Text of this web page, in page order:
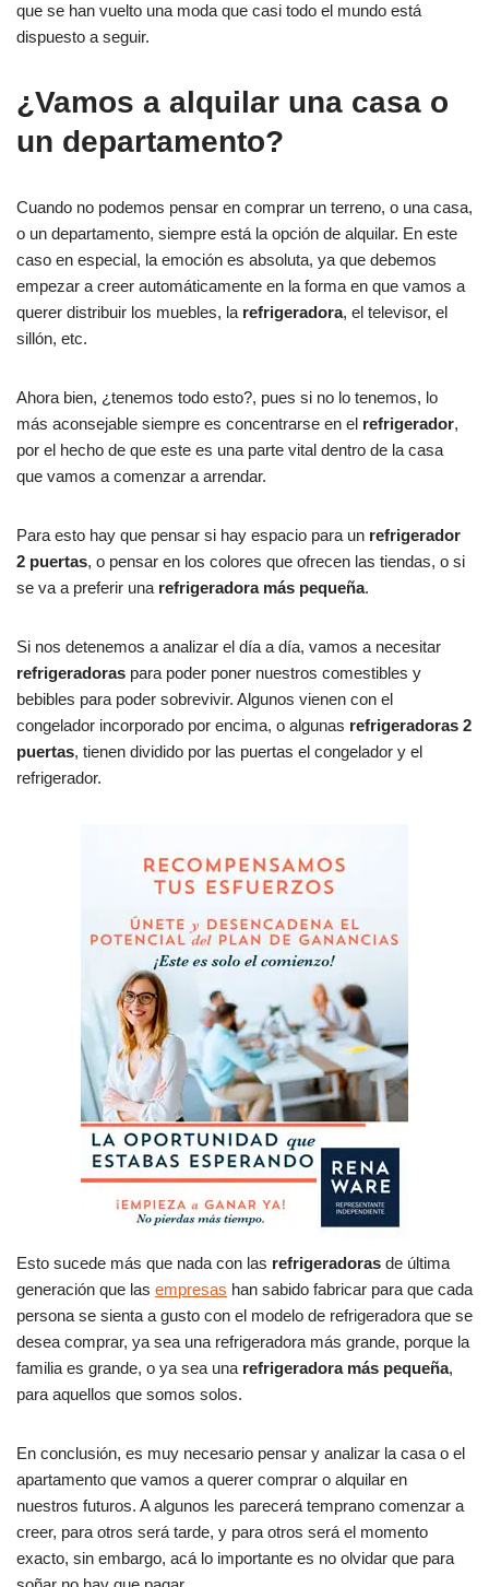
que se han vuelto una moda que casi todo el mundo está
dispuesto a seguir.
¿Vamos a alquilar una casa o
un departamento?
Cuando no podemos pensar en comprar un terreno, o una casa,
o un departamento, siempre está la opción de alquilar. En este
caso en especial, la emoción es absoluta, ya que debemos
empezar a creer automáticamente en la forma en que vamos a
querer distribuir los muebles, la refrigeradora, el televisor, el
sillón, etc.
Ahora bien, ¿tenemos todo esto?, pues si no lo tenemos, lo
más aconsejable siempre es concentrarse en el refrigerador,
por el hecho de que este es una parte vital dentro de la casa
que vamos a comenzar a arrendar.
Para esto hay que pensar si hay espacio para un refrigerador
2 puertas, o pensar en los colores que ofrecen las tiendas, o si
se va a preferir una refrigeradora más pequeña.
Si nos detenemos a analizar el día a día, vamos a necesitar
refrigeradoras para poder poner nuestros comestibles y
bebibles para poder sobrevivir. Algunos vienen con el
congelador incorporado por encima, o algunas refrigeradoras 2
puertas, tienen dividido por las puertas el congelador y el
refrigerador.
Esto sucede más que nada con las refrigeradoras de última
generación que las empresas han sabido fabricar para que cada
persona se sienta a gusto con el modelo de refrigeradora que se
desea comprar, ya sea una refrigeradora más grande, porque la
familia es grande, o ya sea una refrigeradora más pequeña,
para aquellos que somos solos.
En conclusión, es muy necesario pensar y analizar la casa o el
apartamento que vamos a querer comprar o alquilar en
nuestros futuros. A algunos les parecerá temprano comenzar a
creer, para otros será tarde, y para otros será el momento
exacto, sin embargo, acá lo importante es no olvidar que para